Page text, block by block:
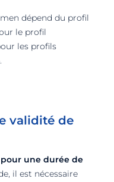
dépend du profil
le profil
les profils
validité de
pour une durée de
il est nécessaire